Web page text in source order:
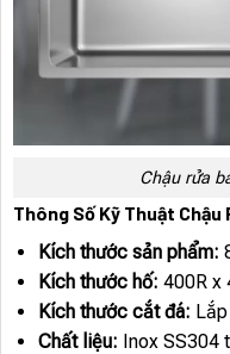
Chậu rửa
Thông Số Kỹ Thuật Chậu
Kích thước sản phẩm:
Kích thước hố: 400R x
Kích thước cắt đá:
Chất liệu: Inox SS304